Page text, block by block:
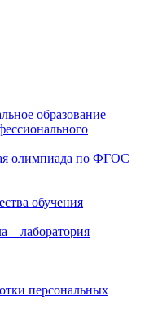
образование
олимпиада по ФГОС
обучения
– лаборатория
персональных